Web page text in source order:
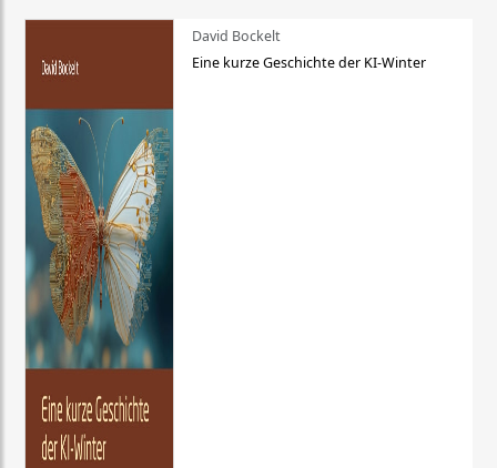
David Bockelt
Eine kurze Geschichte der KI-Winter